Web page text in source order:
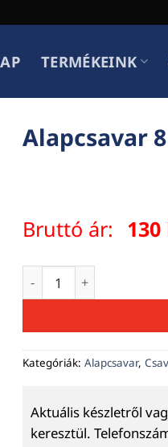
TERMÉKEINK
Alapcsavar
Bruttó ár: 130
Alapcsavar 8 x 85 mm
Kategóriák: Alapcsavar,
Aktuális készletről
keresztül.